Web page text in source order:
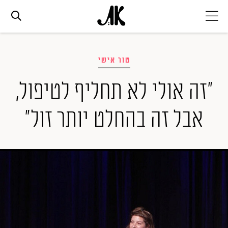
אופנה
ביוטי
סלבס
טור אישי
"זה אולי לא תחליף לטיפול,
אבל זה בהחלט יותר זול"